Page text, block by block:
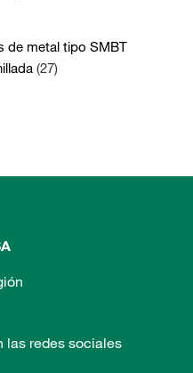
de metal tipo SMBT
(27)
las redes sociales